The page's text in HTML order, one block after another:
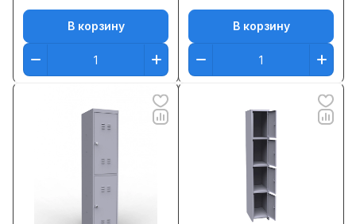
В корзину В корзину